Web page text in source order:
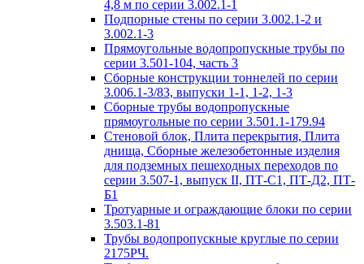
4,8 м по серии 3.002.1-1
Подпорные стены по серии 3.002.1-2 и
3.002.1-3
Прямоугольные водопропускные трубы по
серии 3.501-104, часть 3
Сборные конструкции тоннелей по серии
3.006.1-3/83, выпуски 1-1, 1-2, 1-3
Сборные трубы водопропускные
прямоугольные по серии 3.501.1-179.94
Стеновой блок, Плита перекрытия, Плита
днища, Сборные железобетонные изделия
для подземных пешеходных переходов по
серии 3.507-1, выпуск II, ПТ-С1, ПТ-Д2, ПТ-
Б1
Тротуарные и ограждающие блоки по серии
3.503.1-81
Трубы водопропускные круглые по серии
2175РЧ.